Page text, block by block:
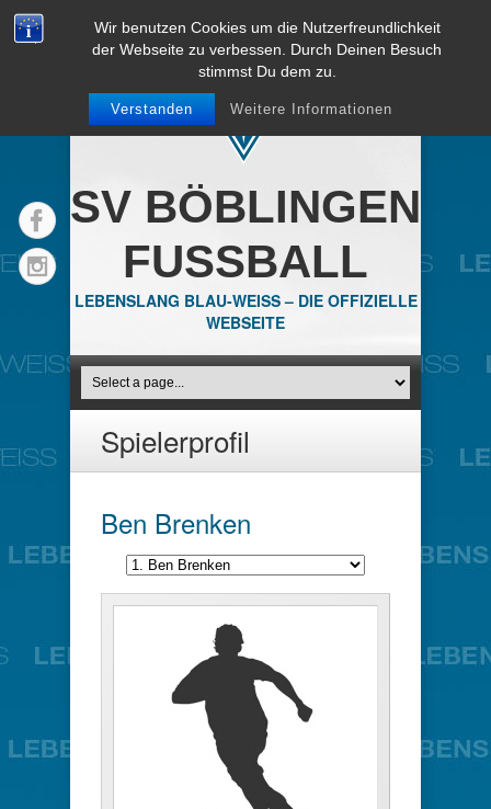
Wir benutzen Cookies um die Nutzerfreundlichkeit
der Webseite zu verbessen. Durch Deinen Besuch
stimmst Du dem zu.
Verstanden Weitere Informationen
SV BÖBLINGEN
FUSSBALL
LEBENSLANG BLAU-WEISS – DIE OFFIZIELLE
WEBSEITE
Spielerprofil
Ben Brenken